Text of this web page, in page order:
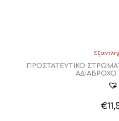
ΠΡΟΣΤΑΤΕΥΤΙΚΟ
ΑΔΙΑΒΡΟΧΟ
€